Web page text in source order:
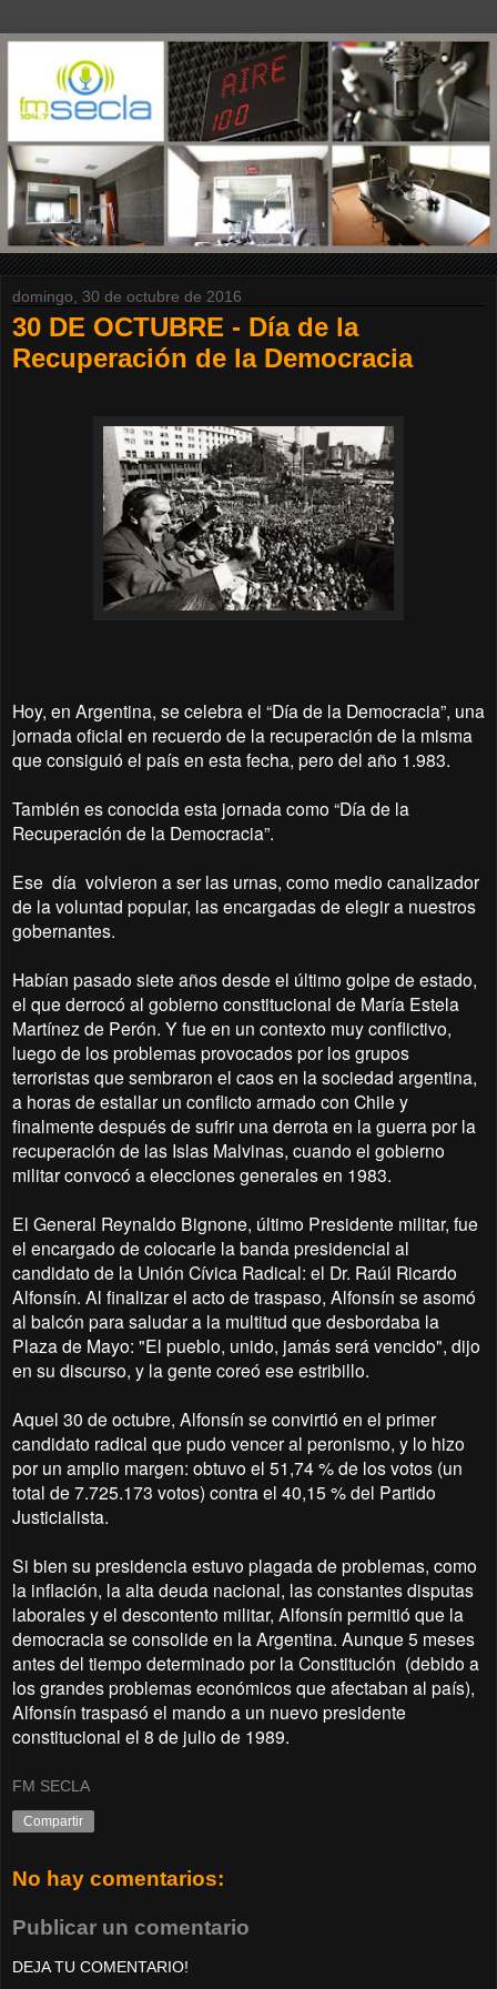
domingo, 30 de octubre de 2016
30 DE OCTUBRE - Día de la
Recuperación de la Democracia
Hoy, en Argentina, se celebra el “Día de la Democracia”, una
jornada oficial en recuerdo de la recuperación de la misma
que consiguió el país en esta fecha, pero del año 1.983.
También es conocida esta jornada como “Día de la
Recuperación de la Democracia”.
Ese día volvieron a ser las urnas, como medio canalizador
de la voluntad popular, las encargadas de elegir a nuestros
gobernantes.
Habían pasado siete años desde el último golpe de estado,
el que derrocó al gobierno constitucional de María Estela
Martínez de Perón. Y fue en un contexto muy conflictivo,
luego de los problemas provocados por los grupos
terroristas que sembraron el caos en la sociedad argentina,
a horas de estallar un conflicto armado con Chile y
finalmente después de sufrir una derrota en la guerra por la
recuperación de las Islas Malvinas, cuando el gobierno
militar convocó a elecciones generales en 1983.
El General Reynaldo Bignone, último Presidente militar, fue
el encargado de colocarle la banda presidencial al
candidato de la Unión Cívica Radical: el Dr. Raúl Ricardo
Alfonsín. Al finalizar el acto de traspaso, Alfonsín se asomó
al balcón para saludar a la multitud que desbordaba la
Plaza de Mayo: "El pueblo, unido, jamás será vencido", dijo
en su discurso, y la gente coreó ese estribillo.
Aquel 30 de octubre, Alfonsín se convirtió en el primer
candidato radical que pudo vencer al peronismo, y lo hizo
por un amplio margen: obtuvo el 51,74 % de los votos (un
total de 7.725.173 votos) contra el 40,15 % del Partido
Justicialista.
Si bien su presidencia estuvo plagada de problemas, como
la inflación, la alta deuda nacional, las constantes disputas
laborales y el descontento militar, Alfonsín permitió que la
democracia se consolide en la Argentina. Aunque 5 meses
antes del tiempo determinado por la Constitución (debido a
los grandes problemas económicos que afectaban al país),
Alfonsín traspasó el mando a un nuevo presidente
constitucional el 8 de julio de 1989.
FM SECLA
Compartir
No hay comentarios:
Publicar un comentario
DEJA TU COMENTARIO!